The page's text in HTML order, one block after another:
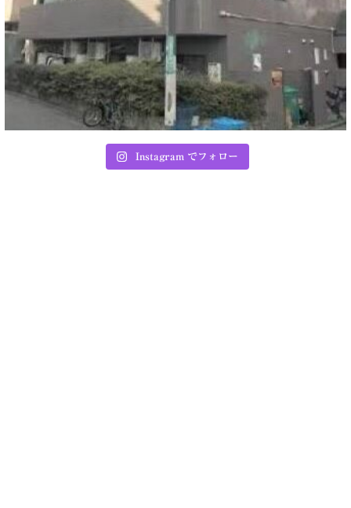
Instagram でフォロー